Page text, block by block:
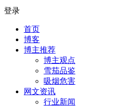
登录
首页
博客
博主推荐
博主观点
雪茄品鉴
吸烟危害
网文资讯
行业新闻